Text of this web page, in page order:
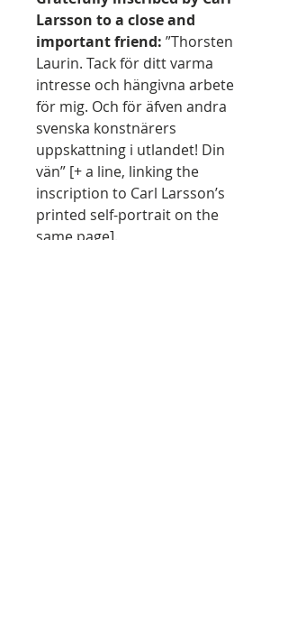
Larsson to a close and
important friend: ”Thorsten
Laurin. Tack för ditt varma
intresse och hängivna arbete
för mig. Och för äfven andra
svenska konstnärers
uppskattning i utlandet! Din
vän” [+ a line, linking the
inscription to Carl Larsson’s
printed self-portrait on the
same page].